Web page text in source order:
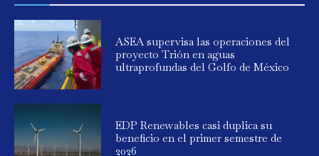
ASEA supervisa las operaciones del
proyecto Trión en aguas
ultraprofundas del Golfo de México
EDP Renewables casi duplica su
beneficio en el primer semestre de
2026